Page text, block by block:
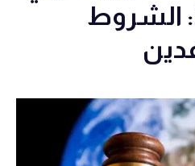
في مصر 2026: الشروط